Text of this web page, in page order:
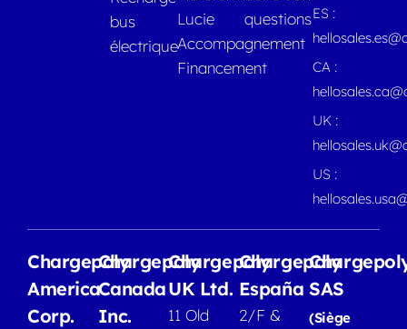
bus
électrique
Lucie
Accompagnement
Financement
questionsES :
CA :
UK :
US :
Chargepoly
America
Corp.
Chargepoly
Canada
Inc.
Chargepoly
UK Ltd.
11 Old
Chargepoly
España
2/F &
SAS
(Siège